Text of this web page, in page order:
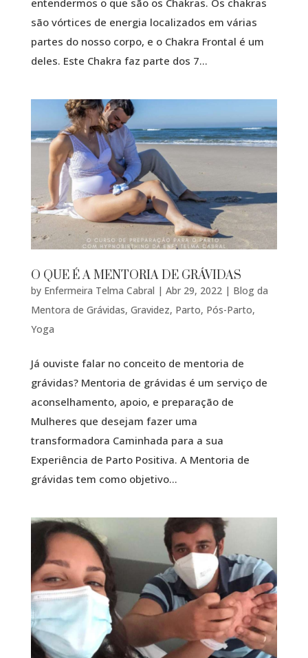
são vórtices de energia localizados em várias
partes do nosso corpo, e o Chakra Frontal é um
deles. Este Chakra faz parte dos 7...
O QUE É A MENTORIA DE GRÁVIDAS
by Enfermeira Telma Cabral | Abr 29, 2022| Blog da
Mentora de Grávidas, Gravidez, Parto, Pós-Parto,
Yoga
Já ouviste falar no conceito de mentoria de
grávidas? Mentoria de grávidas é um serviço de
aconselhamento, apoio, e preparação de
Mulheres que desejam fazer uma
transformadora Caminhada para a sua
Experiência de Parto Positiva. A Mentoria de
grávidas tem como objetivo...